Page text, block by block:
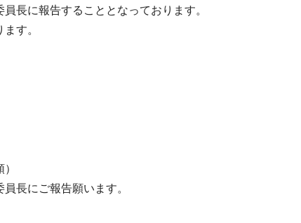
長に報告することとなっております。
す。
長にご報告願います。